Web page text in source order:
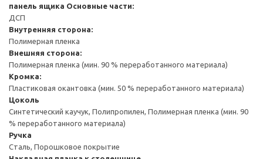
панель ящика Основные части:
ДСП
Внутренняя сторона:
Полимерная пленка
Внешняя сторона:
Полимерная пленка (мин. 90 % переработанного материала)
Кромка:
Пластиковая окантовка (мин. 50 % переработанного материала)
Цоколь
Синтетический каучук, Полипропилен, Полимерная пленка (мин. 90
% переработанного материала)
Ручка
Сталь, Порошковое покрытие